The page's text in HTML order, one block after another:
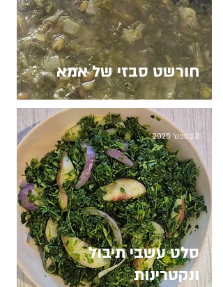
חורשט סבזי של אמא
סלט עשבי תיבול
ונקטרינות
2 בספט׳ 2025